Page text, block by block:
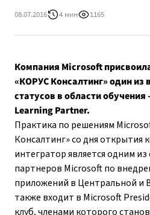
08.07.2016 4 мин 1165
Компания Microsoft
«КОРУС Консалтинг» один из
статусов в области
Learning Partner.
Практика по решениям
Консалтинг» со дня открытия
интегратор является одним
партнеров Microsoft по
приложений в Центральной и
также входит в Microsoft
клуб, членами которого